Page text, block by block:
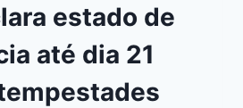
estado de
até dia 21